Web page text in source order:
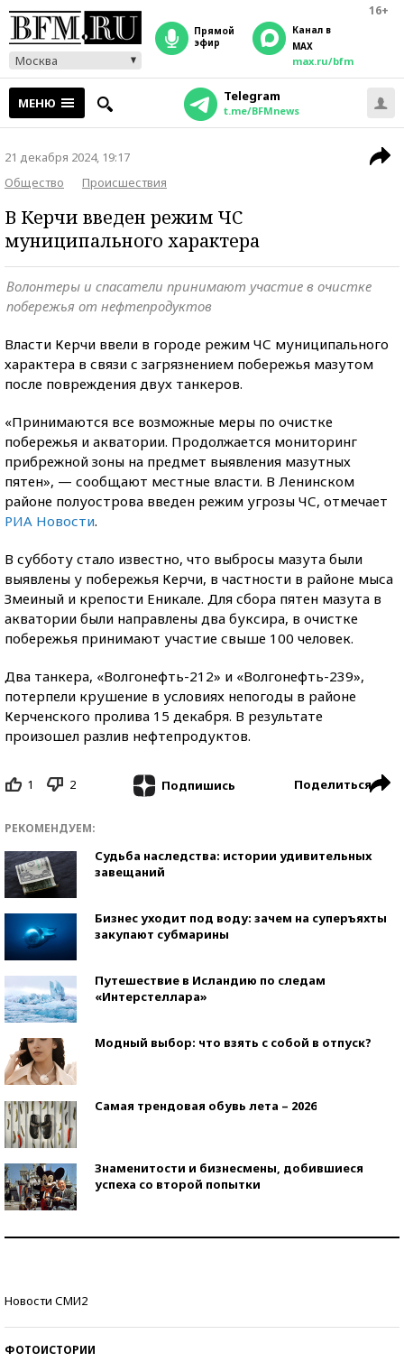
16+
Москва
прямой
эфир
Канал в
MAX
max.ru/bfm
МЕНЮ Telegram
t.me/BFMnews
21 декабря 2024, 19:17
Общество
Происшествия
В Керчи введен режим ЧС
муниципального характера
Волонтеры и спасатели принимают участие в очистке
побережья от нефтепродуктов
Власти Керчи ввели в городе режим ЧС муниципального
характера в связи с загрязнением побережья мазутом
после повреждения двух танкеров.
«Принимаются все возможные меры по очистке
побережья и акватории. Продолжается мониторинг
прибрежной зоны на предмет выявления мазутных
пятен», — сообщают местные власти. В Ленинском
районе полуострова введен режим угрозы ЧС, отмечает
РИА Новости.
В субботу стало известно, что выбросы мазута были
выявлены у побережья Керчи, в частности в районе мыса
Змеиный и крепости Еникале. Для сбора пятен мазута в
акватории были направлены два буксира, в очистке
побережья принимают участие свыше 100 человек.
Два танкера, «Волгонефть-212» и «Волгонефть-239»,
потерпели крушение в условиях непогоды в районе
Керченского пролива 15 декабря. В результате
произошел разлив нефтепродуктов.
1 2 Подпишись Поделиться
РЕКОМЕНДУЕМ:
Судьба наследства: истории удивительных
завещаний
Бизнес уходит под воду: зачем на суперъяхты
закупают субмарины
Путешествие в Исландию по следам
«Интерстеллара»
Модный выбор: что взять с собой в отпуск?
Самая трендовая обувь лета – 2026
Знаменитости и бизнесмены, добившиеся
успеха со второй попытки
Новости СМИ2
ФОТОИСТОРИИ